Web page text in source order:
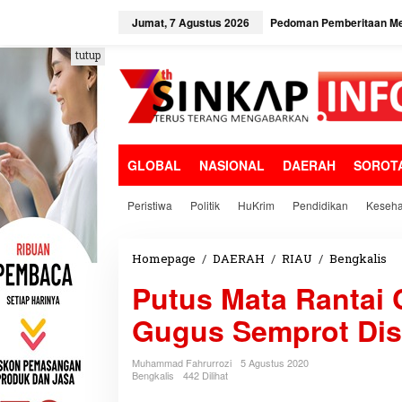
e
k
o
n
t
e
n
Jumat, 7 Agustus 2026 Pedoman Pemberitaan
GLOBAL NASIONAL DAERAH
Peristiwa Politik HuKrim Pendidikan
tutup
Homepage / DAERAH / RIAU / Bengkalis
s
M
Putus Mata Rantai
Gugus Semprot
Muhammad Fahrurrozi
5 Agustus 2020
Bengkalis
442 Dilihat